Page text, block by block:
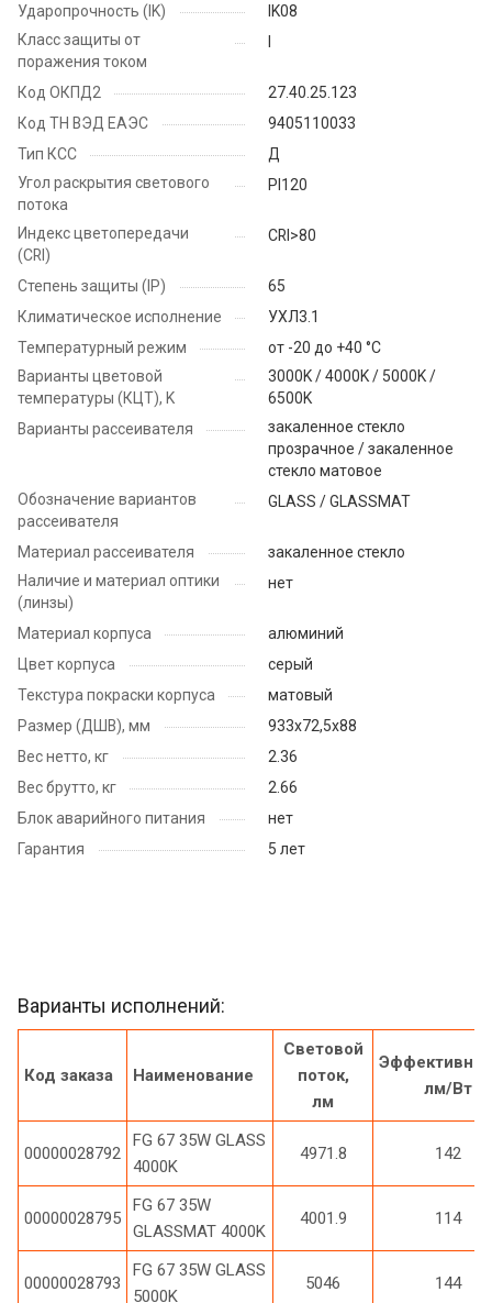
Ударопрочность (IK)
IK08
Класс защиты от
поражения током
I
Код ОКПД2
27.40.25.123
Код ТН ВЭД ЕАЭС
9405110033
Тип КСС
Д
Угол раскрытия светового
потока
PI120
Индекс цветопередачи
(CRI)
CRI>80
Степень защиты (IP)
65
Климатическое исполнение
УХЛ3.1
Температурный режим
от -20 до +40 °C
Варианты цветовой
температуры (КЦТ), K
3000K / 4000K / 5000K /
6500K
Варианты рассеивателя
закаленное стекло
прозрачное / закаленное
стекло матовое
Обозначение вариантов
рассеивателя
GLASS / GLASSMAT
Материал рассеивателя
закаленное стекло
Наличие и материал оптики
(линзы)
нет
Материал корпуса
алюминий
Цвет корпуса
серый
Текстура покраски корпуса
матовый
Размер (ДШВ), мм
933x72,5x88
Вес нетто, кг
2.36
Вес брутто, кг
2.66
Блок аварийного питания
нет
Гарантия
5 лет
Варианты исполнений:
Код заказа Наименование
Световой
поток,
лм
лм/Вт
00000028792
FG 67 35W GLASS
4000K
4971.8 142
00000028795
FG 67 35W
GLASSMAT 4000K
4001.9 114
00000028793
FG 67 35W GLASS
5000K
5046 144